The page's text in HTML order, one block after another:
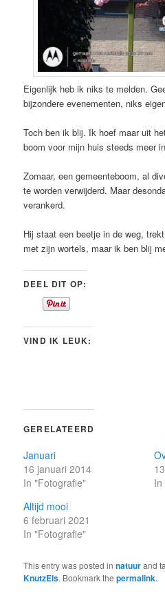
Eigenlijk heb ik niks te melden.
bijzondere evenementen, niks
Toch ben ik blij. Ik hoef maar uit
boom voor mijn huis steeds meer
Zomaar, een gemeenteboom, al
te worden verwijderd. Maar
verankerd.
Hij staat een beetje in de weg,
met zijn wortels, maar ik ben blij
DEEL DIT OP:
VIND IK LEUK:
GERELATEERD
Januari
16 januari 2014
In "Fotografie"
In
Altijd mooi
6 februari 2021
In "Fotografie"
This entry was posted innatuurand
KnutzEls. Bookmark thepermalink.